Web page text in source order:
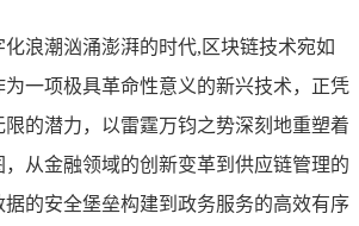
浪潮汹涌澎湃的时代,区块链技术宛如
一项极具革命性意义的新兴技术，正凭
的潜力，以雷霆万钧之势深刻地重塑着
从金融领域的创新变革到供应链管理的
的安全堡垒构建到政务服务的高效有序